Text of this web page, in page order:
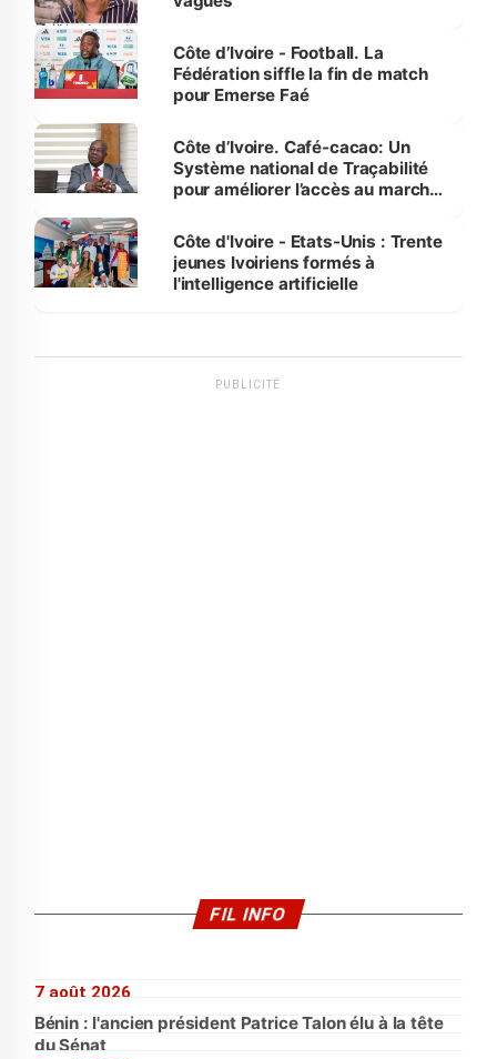
Côte d’Ivoire - Football. La
Fédération siffle la fin de match
pour Emerse Faé
Côte d’Ivoire. Café-cacao: Un
Système national de Traçabilité
pour améliorer l’accès au marché
Côte d'Ivoire - Etats-Unis : Trente
jeunes Ivoiriens formés à
l'intelligence artificielle
PUBLICITÉ
FIL INFO
7 août 2026
Bénin : l'ancien président Patrice Talon élu à la tête
du Sénat